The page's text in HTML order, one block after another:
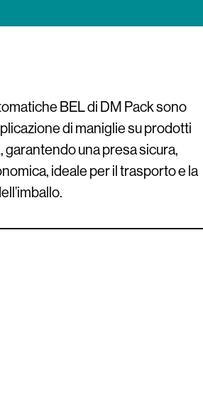
BEL di DM Pack sono
di maniglie su prodotti
garantendo una presa sicura,
ideale per il trasporto e la
su misura oppure gestire